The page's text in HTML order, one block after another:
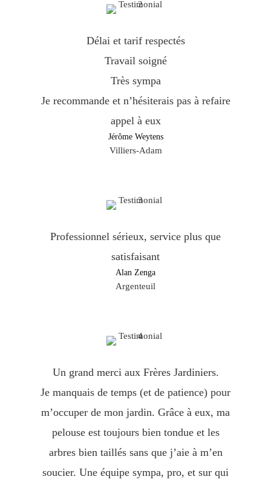
Délai et tarif respectés
Travail soigné
Très sympa
Je recommande et n’hésiterais pas à refaire
appel à eux
Jérôme Weytens
Villiers-Adam​
Professionnel sérieux, service plus que
satisfaisant
Alan Zenga
Argenteuil
Un grand merci aux Frères Jardiniers.
Je manquais de temps (et de patience) pour
m’occuper de mon jardin. Grâce à eux, ma
pelouse est toujours bien tondue et les
arbres bien taillés sans que j’aie à m’en
soucier. Une équipe sympa, pro, et sur qui